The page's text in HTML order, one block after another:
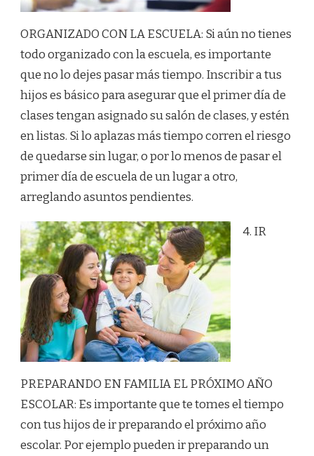
ORGANIZADO CON LA ESCUELA: Si aún no tienes
todo organizado con la escuela, es importante
que no lo dejes pasar más tiempo. Inscribir a tus
hijos es básico para asegurar que el primer día de
clases tengan asignado su salón de clases, y estén
en listas. Si lo aplazas más tiempo corren el riesgo
de quedarse sin lugar, o por lo menos de pasar el
primer día de escuela de un lugar a otro,
arreglando asuntos pendientes.
4. IR
PREPARANDO EN FAMILIA EL PRÓXIMO AÑO
ESCOLAR: Es importante que te tomes el tiempo
con tus hijos de ir preparando el próximo año
escolar. Por ejemplo pueden ir preparando un